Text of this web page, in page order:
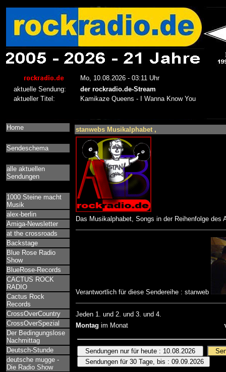
Home
Sendeschema
alle aktuellen
Sendungen
1000 Steine macht
Musik
alex-berlin
Amiga-Newsletter
at the crossroads
Backstage
Blue Rose Radio
Show
BlueRose-Records
CACTUS ROCK
RADIO
Cactus Rock
Records
CrossOverCountry
CrossOverSpezial
Der Bedingungslose
Nachmittag
Deutsch-Stunde
deutsche mugge -
Die Radio Show
stanwebs Musikalphabet ,
Das Musikalphabet, Songs in der Reihenfolge des
Verantwortlich für diese Sendereihe : stanweb
Jeden 1. und 2. und 3. und 4.
Montag im Monat